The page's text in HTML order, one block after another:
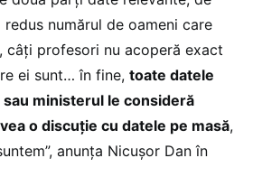
numărul de oameni care
câți profesori nu acoperă exact
ei sunt… în fine, toate datele
ministerul le consideră
o discuție cu datele pe masă,
anunța Nicușor Dan în